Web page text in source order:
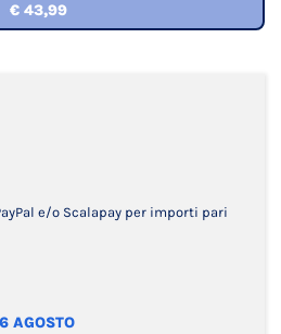
e/o Scalapay per importi pari
AGOSTO
€ 43,99